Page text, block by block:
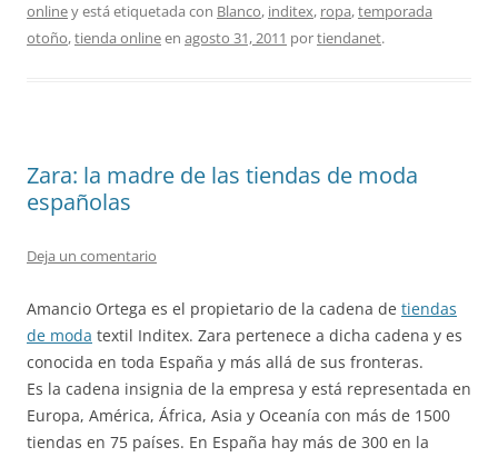
onliney está etiquetada con Blanco, inditex, ropa,temporada
otoño,tienda onlineen agosto 31, 2011 portiendanet.
Zara: la madre de las tiendas de moda
españolas
Deja un comentario
Amancio Ortega es el propietario de la cadena de tiendas
de moda textil Inditex. Zara pertenece a dicha cadena y es
conocida en toda España y más allá de sus fronteras.
Es la cadena insignia de la empresa y está representada en
Europa, América, África, Asia y Oceanía con más de 1500
tiendas en 75 países. En España hay más de 300 en la